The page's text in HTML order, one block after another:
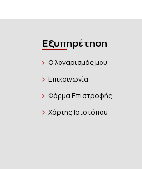
Εξυπηρέτηση
Ο λογαρισμός μου
Επικοινωνία
Φόρμα Επιστροφής
Χάρτης Ιστοτόπου